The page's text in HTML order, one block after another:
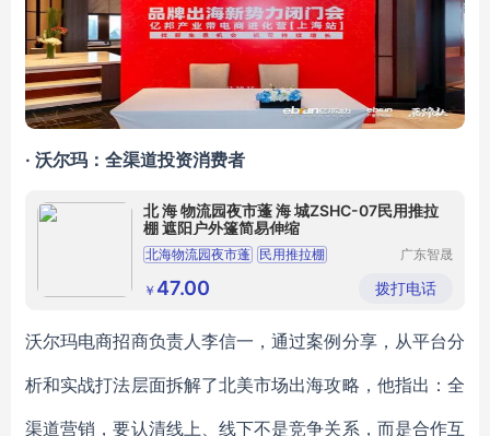
· 沃尔玛：全渠道投资消费者
北 海 物流园夜市蓬 海 城ZSHC-07民用推拉
棚 遮阳户外篷简易伸缩
北海物流园夜市蓬 民用推拉棚
遮阳户外篷
广东智晟
限公司
￥ 47.00 拨打电话
沃尔玛电商招商负责人李信一，通过案例分享，从平台分
析和实战打法层面拆解了北美市场出海攻略，他指出：全
渠道营销，要认清线上、线下不是竞争关系，而是合作互